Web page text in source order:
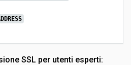
SSL per utenti esperti: